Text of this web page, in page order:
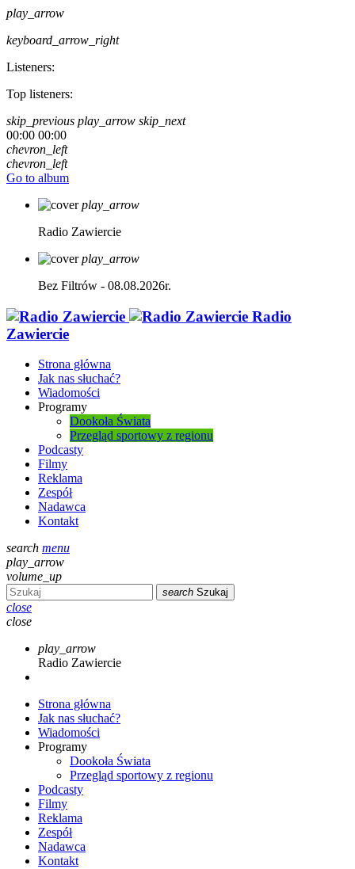
play_arrow
keyboard_arrow_right
Listeners:
Top listeners:
skip_previous play_arrow skip_next
00:00 00:00
chevron_left
chevron_left
Go to album
play_arrow
Radio Zawiercie
play_arrow
Bez Filtrów - 08.08.2026r.
Radio
Zawiercie
Strona główna
Jak nas słuchać?
Wiadomości
Programy
Dookoła Świata
Przegląd sportowy z regionu
Podcasty
Filmy
Reklama
Zespół
Nadawca
Kontakt
search menu
play_arrow
volume_up
search Szukaj
close
close
play_arrow
Radio Zawiercie
Strona główna
Jak nas słuchać?
Wiadomości
Programy
Dookoła Świata
Przegląd sportowy z regionu
Podcasty
Filmy
Reklama
Zespół
Nadawca
Kontakt